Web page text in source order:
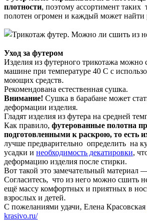
плотности, поэтому ассортимент таких
полотен огромен и каждый может найти
Уход за футером
Изделия из футерного трикотажа можно
машине при температуре 40 С с
моющих средств.
Рекомендована естественная сушка.
Внимание! Сушка в барабане может
деформации изделия.
Гладят изделия из футера на средней
Как правило, футерованные полотна
подготовленными к раскрою, то есть
лучше предварительно определить на
усадки и необходимость декатировки,
деформацию изделия после стирки.
Вот такой это замечательный материал
Согласитесь, что из него можно сшить
ещё массу комфортных и приятных в
взрослых и детей.
С пожеланиями удачи, Елена Красовская
krasivo.ru/